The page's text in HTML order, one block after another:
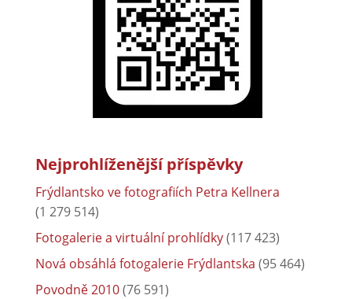
Nejprohlíženější příspěvky
Frýdlantsko ve fotografiích Petra Kellnera
(1 279 514)
Fotogalerie a virtuální prohlídky(117 423)
Nová obsáhlá fotogalerie Frýdlantska (95 464)
Povodně 2010(76 591)